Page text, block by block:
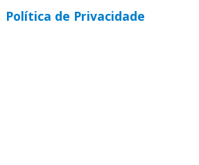
Política de Privacidade